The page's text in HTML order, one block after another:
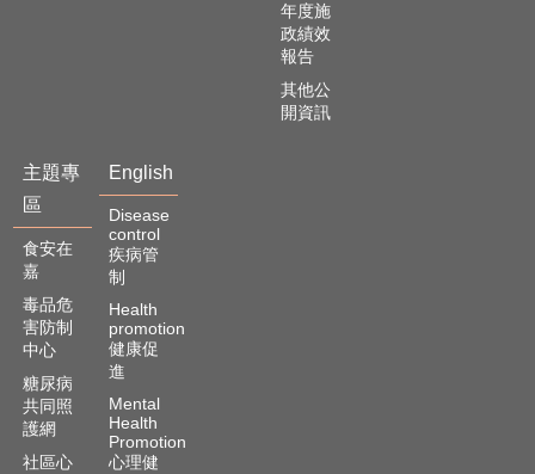
年度施
政績效
報告
其他公
開資訊
主題專
區
食安在
嘉
毒品危
害防制
中心
糖尿病
共同照
護網
社區心
English
Disease
control
疾病管
制
Health
promotion
健康促
進
Mental
Health
Promotion
心理健